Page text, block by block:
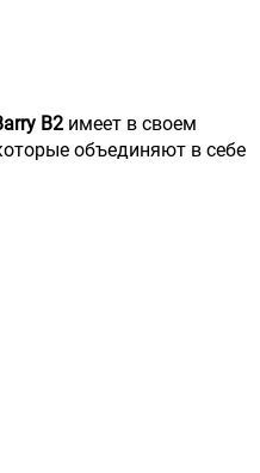
B2имеет в своем
объединяют в себе